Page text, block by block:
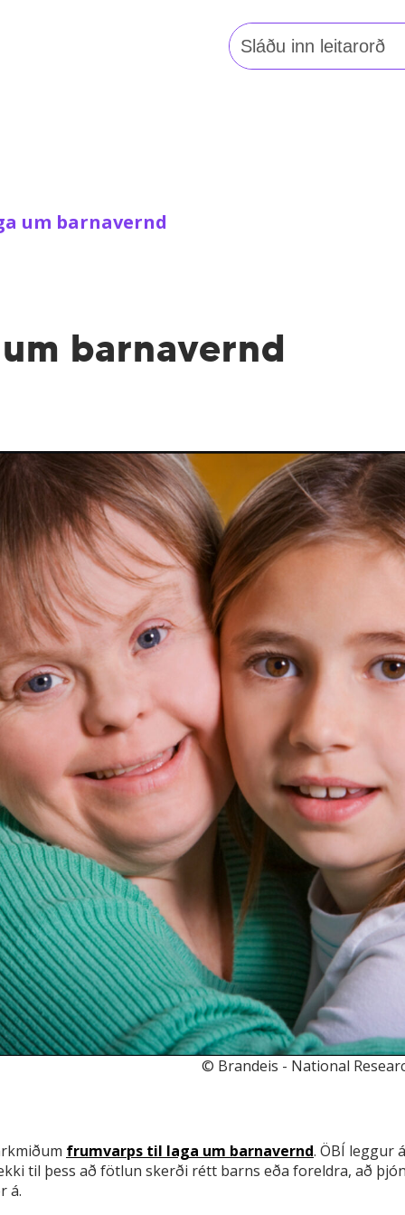
Leita
að:
um barnavernd
barnavernd
© Brandeis - National
frumvarps til laga um barnavernd. ÖBÍ leggur
til þess að fötlun skerði rétt barns eða foreldra, að
á.